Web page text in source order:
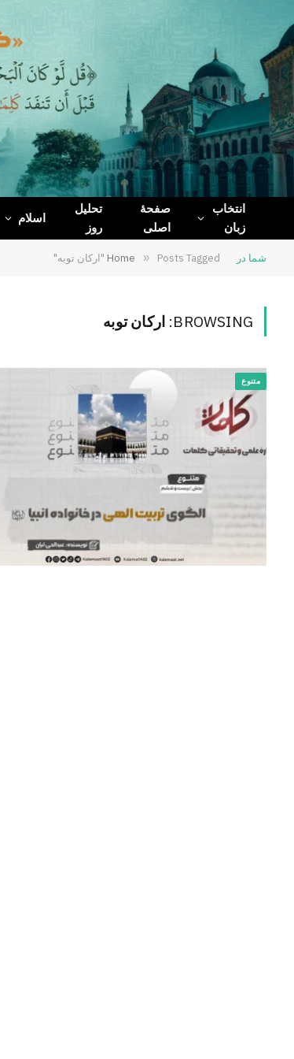
Facebook
X
(Twitter)
Telegram
WhatsApp
انتخاب
زبان
صفحۀ
اصلی
تحلیل
روز
اسلام
شما در Home » Posts Tagged "ارکان توبه"
BROWSING: ارکان توبه
متنوع